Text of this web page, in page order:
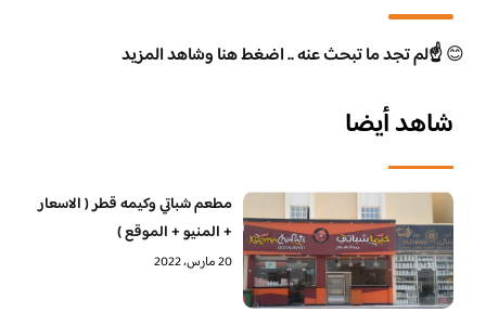
😊☝️لم تجد ما تبحث عنه .. اضغط هنا وشاهد المزيد
شاهد أيضا
مطعم شباتي وكيمه قطر ( الاسعار
+ المنيو + الموقع )
20 مارس، 2022